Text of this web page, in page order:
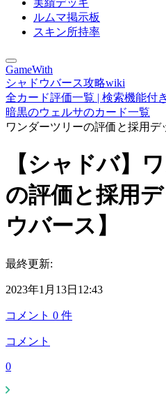
実績デッキ
ルムマ掲示板
スキン所持率
GameWith
シャドウバース攻略wiki
全カード評価一覧 | 検索機能付
暗黒のウェルサのカード一覧
ワンダーツリーの評価と採用デ
【シャドバ】
の評価と採用
ウバース】
最終更新:
2023年1月13日12:43
コメント 0 件
コメント
0